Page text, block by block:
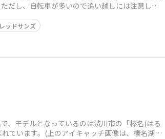
だし、自転車が多いので追い越しには注意しま
ッドサンズ
、モデルとなっているのは渋川市の「榛名(はる
ています。(上のアイキャッチ画像は、榛名湖駐